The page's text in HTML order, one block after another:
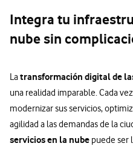
Integra tu
nube sin
Latransformación digital de
una realidad imparable. Cada
modernizar sus servicios,
agilidad a las demandas de la
servicios en la nube puede ser